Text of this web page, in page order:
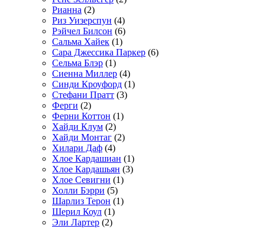
Рианна (2)
Риз Уизерспун (4)
Рэйчел Билсон (6)
Сальма Хайек (1)
Сара Джессика Паркер (6)
Сельма Блэр (1)
Сиенна Миллер (4)
Синди Кроуфорд (1)
Стефани Пратт (3)
Ферги (2)
Ферни Коттон (1)
Хайди Клум (2)
Хайди Монтаг (2)
Хилари Даф (4)
Хлое Кардашиан (1)
Хлое Кардашьян (3)
Хлое Севигни (1)
Холли Бэрри (5)
Шарлиз Терон (1)
Шерил Коул (1)
Эли Лартер (2)